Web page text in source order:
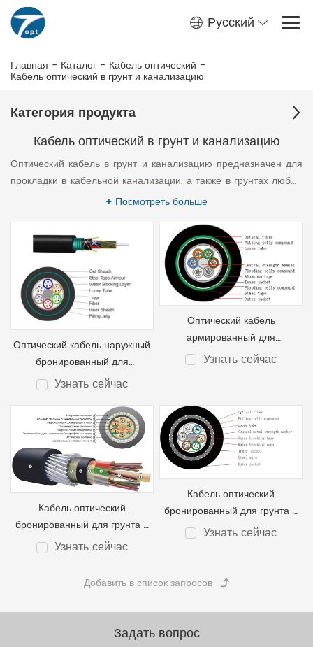
Русский
Главная - Каталог - Кабель оптический -
Кабель оптический в грунт и канализацию
Категория продукта
Кабель оптический в грунт и канализацию
Оптический кабель в грунт и канализацию предназначен для
прокладки в кабельной канализации, а также в грунтах любых
категорий. Имеет проволочную броню либо броню из стальной
межпроволочное пространство заполнено гидрофобным
заполнителем.
+ Посмотреть больше
Оптический кабель наружный
бронированный для
подземного монтажа GYFTY53
Узнать сейчас
Оптический кабель
армированный для
подземного монтажа GYTA53,
Узнать сейчас
Кабель оптический
бронированный для грунта и
канализации GYFTY33 с
центральном силовом
элементой FRP , 48 волокон
Узнать сейчас
Кабель оптический
бронированный для грунта и
канализации GYTY33, 48
Узнать сейчас
Задать вопрос